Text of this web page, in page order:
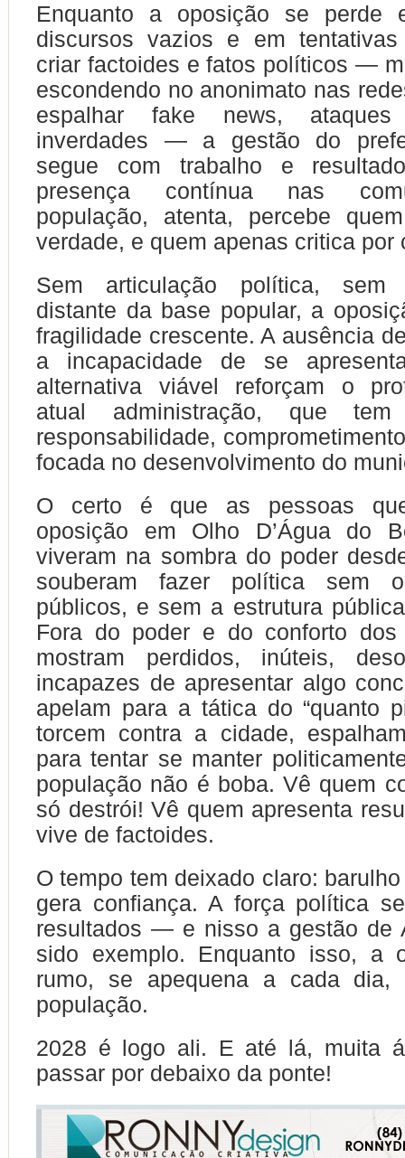
Enquanto a oposição se perde
discursos vazios e em
criar factoides e fatos políticos —
escondendo no anonimato nas
espalhar fake news,
inverdades — a gestão do
segue com trabalho e
presença contínua nas
população, atenta, percebe
verdade, e quem apenas critica por
Sem articulação política, sem
distante da base popular, a
fragilidade crescente. A ausência
a incapacidade de se
alternativa viável reforçam o
atual administração, que tem
responsabilidade,
focada no desenvolvimento do
O certo é que as pessoas
oposição em Olho D’Água do
viveram na sombra do poder
souberam fazer política sem
públicos, e sem a estrutura
Fora do poder e do conforto dos
mostram perdidos, inúteis,
incapazes de apresentar algo
apelam para a tática do “quanto
torcem contra a cidade,
para tentar se manter
população não é boba. Vê quem
só destrói! Vê quem apresenta
vive de factoides.
O tempo tem deixado claro:
gera confiança. A força política
resultados — e nisso a gestão de
sido exemplo. Enquanto isso, a
rumo, se apequena a cada dia,
população.
2028 é logo ali. E até lá, muita
passar por debaixo da ponte!